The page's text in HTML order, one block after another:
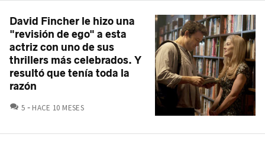
David Fincher le hizo una
"revisión de ego" a esta
actriz con uno de sus
thrillers más celebrados. Y
resultó que tenía toda la
razón
5 COMENTARIOS
HACE 10 MESES